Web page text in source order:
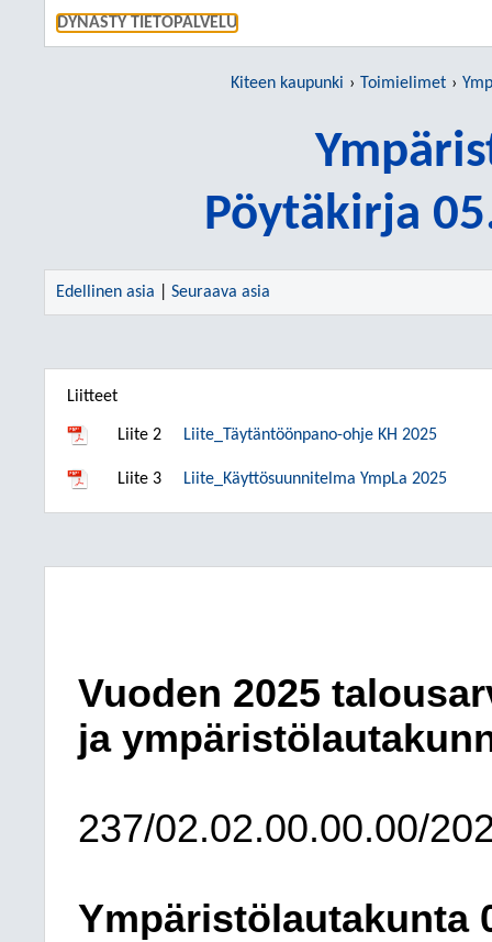
DYNASTY TIETOPALVELU
Kiteen kaupunki Toimielimet
Pöytäkirja
Edellinen asia Seuraava asia
Liitteet
Liite 2 Liite_Täytäntöönpano-ohje KH 2025
Liite 3 Liite_Käyttösuunnitelma YmpLa 2025
Vuoden 2025
ja
237/02.02.00.00.00/
Ympäristölautakunta